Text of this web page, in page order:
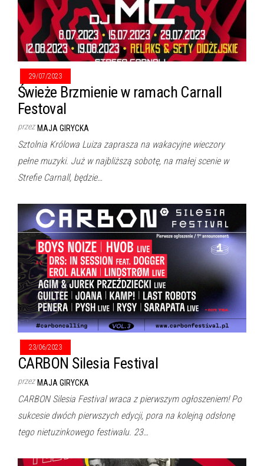
29/07/2023
Świeże Brzmienie w ramach Carnall
Festoval
przez MAJA GIRYCKA
Sztolnia Królowa Luiza zaprasza na wakacyjne wieczory
pełne muzyki. Już w najbliższą sobotę, na małej scenie w
Strefie Carnall, będzie…
23/06/2023
CARBON Silesia Festival
przez MAJA GIRYCKA
CARBON Silesia Festival wraca z pierwszym ogłoszeniem! Po
sukcesie dwóch pierwszych edycji, pora na kolejną odsłonę
tego nietuzinkowego festiwalu. 23…